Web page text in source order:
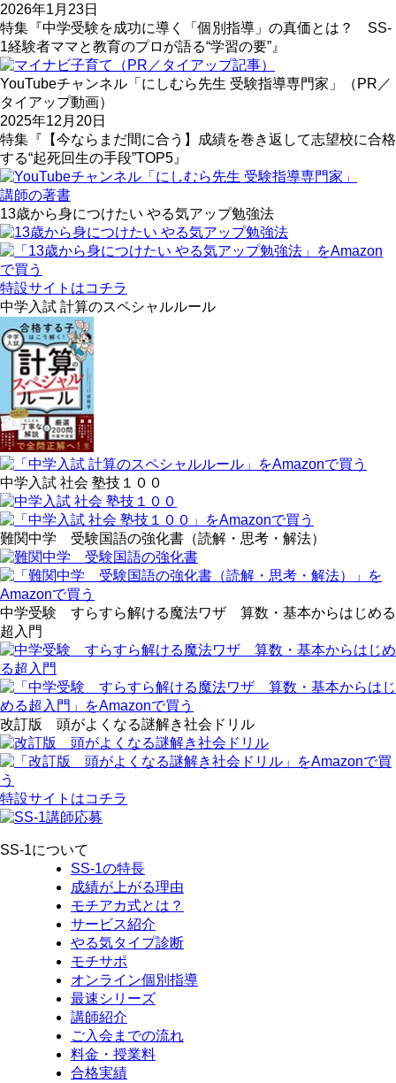
2026年1月23日
特集『中学受験を成功に導く「個別指導」の真価とは？ SS-
1経験者ママと教育のプロが語る“学習の要”』
YouTubeチャンネル「にしむら先生 受験指導専門家」（PR／
タイアップ動画）
2025年12月20日
特集『【今ならまだ間に合う】成績を巻き返して志望校に合格
する“起死回生の手段”TOP5』
講師の著書
13歳から身につけたい やる気アップ勉強法
特設サイトはコチラ
中学入試 計算のスペシャルルール
中学入試 社会 塾技１００
難関中学 受験国語の強化書（読解・思考・解法）
中学受験 すらすら解ける魔法ワザ 算数・基本からはじめる
超入門
改訂版 頭がよくなる謎解き社会ドリル
特設サイトはコチラ
SS-1について
SS-1の特長
成績が上がる理由
モチアカ式とは？
サービス紹介
やる気タイプ診断
モチサポ
オンライン個別指導
最速シリーズ
講師紹介
ご入会までの流れ
料金・授業料
合格実績